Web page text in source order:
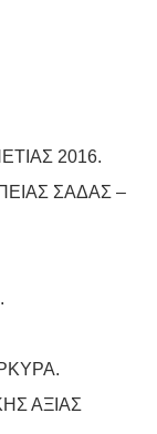
2016.
ΣΑΔΑΣ –
ΑΞΙΑΣ